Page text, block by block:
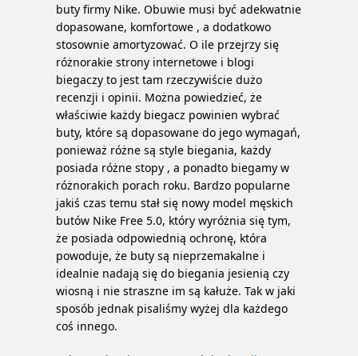
buty firmy Nike. Obuwie musi być adekwatnie
dopasowane, komfortowe , a dodatkowo
stosownie amortyzować. O ile przejrzy się
różnorakie strony internetowe i blogi
biegaczy to jest tam rzeczywiście dużo
recenzji i opinii. Można powiedzieć, że
właściwie każdy biegacz powinien wybrać
buty, które są dopasowane do jego wymagań,
ponieważ różne są style biegania, każdy
posiada różne stopy , a ponadto biegamy w
różnorakich porach roku. Bardzo popularne
jakiś czas temu stał się nowy model męskich
butów Nike Free 5.0, który wyróżnia się tym,
że posiada odpowiednią ochronę, która
powoduje, że buty są nieprzemakalne i
idealnie nadają się do biegania jesienią czy
wiosną i nie straszne im są kałuże. Tak w jaki
sposób jednak pisaliśmy wyżej dla każdego
coś innego.